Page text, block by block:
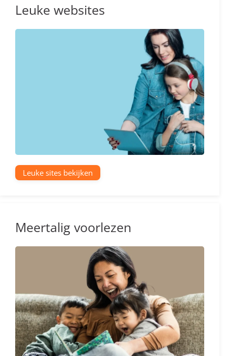
Leuke websites
Leuke sites bekijken
Meertalig voorlezen